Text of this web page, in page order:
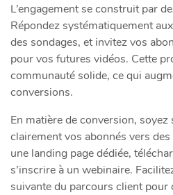
L’engagement se construit par
Répondez systématiquement
des sondages, et invitez vos
pour vos futures vidéos. Cette
communauté solide, ce qui
conversions.
En matière de conversion,
clairement vos abonnés vers
une landing page dédiée,
s’inscrire à un webinaire.
suivante du parcours client